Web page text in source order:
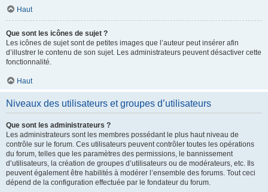
Haut
Que sont les icônes de sujet ?
Les icônes de sujet sont de petites images que l’auteur peut insérer afin
d’illustrer le contenu de son sujet. Les administrateurs peuvent désactiver cette
fonctionnalité.
Haut
Niveaux des utilisateurs et groupes d’utilisateurs
Que sont les administrateurs ?
Les administrateurs sont les membres possédant le plus haut niveau de
contrôle sur le forum. Ces utilisateurs peuvent contrôler toutes les opérations
du forum, telles que les paramètres des permissions, le bannissement
d’utilisateurs, la création de groupes d’utilisateurs ou de modérateurs, etc. Ils
peuvent également être habilités à modérer l’ensemble des forums. Tout ceci
dépend de la configuration effectuée par le fondateur du forum.